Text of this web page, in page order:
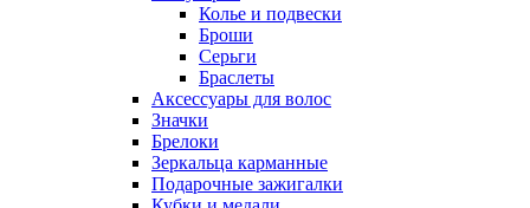
Колье и подвески
Броши
Серьги
Браслеты
Аксессуары для волос
Значки
Брелоки
Зеркальца карманные
Подарочные зажигалки